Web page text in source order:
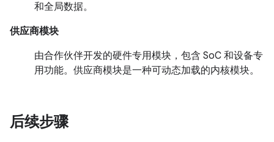
和全局数据。
供应商模块
由合作伙伴开发的硬件专用模块，包含 SoC 和设备专
用功能。供应商模块是一种可动态加载的内核模块。
后续步骤